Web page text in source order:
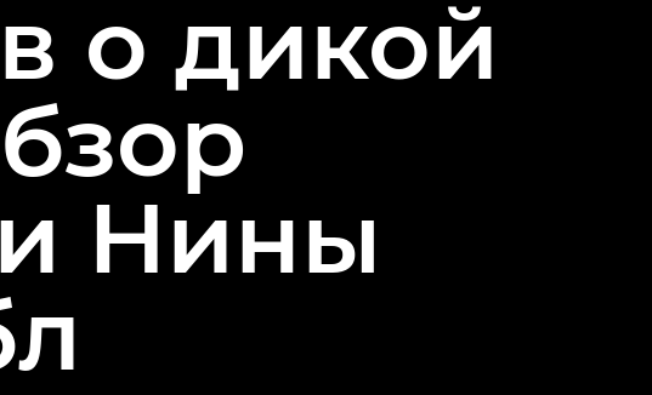
о дикой
Нины